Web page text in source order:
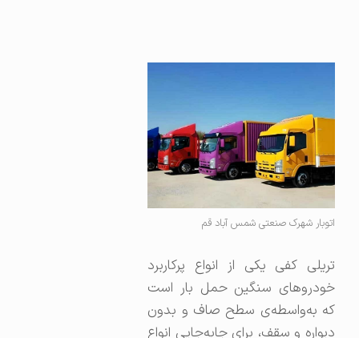
اتوبار شهرک صنعتی شمس آباد قم
تریلی کفی یکی از انواع پرکاربرد
خودروهای سنگین حمل بار است
که به‌واسطه‌ی سطح صاف و بدون
دیواره و سقف، برای جابه‌جایی انواع